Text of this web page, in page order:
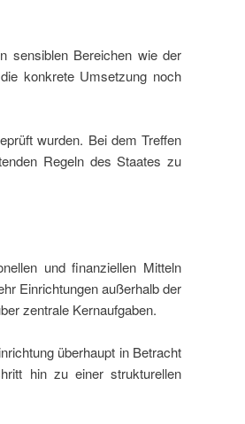
sensiblen Bereichen wie der
konkrete Umsetzung noch
wurden. Bei dem Treffen
Regeln des Staates zu
und finanziellen Mitteln
Einrichtungen außerhalb der
zentrale Kernaufgaben.
überhaupt in Betracht
hin zu einer strukturellen